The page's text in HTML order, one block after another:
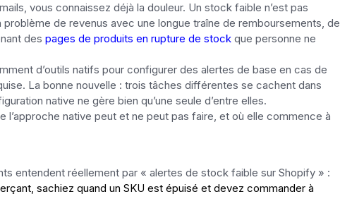
vous connaissez déjà la douleur. Un stock faible n’est pas
problème de revenus avec une longue traîne de remboursements, de
des pages de produits en rupture de stockque personne ne
d’outils natifs pour configurer des alertes de base en cas de
La bonne nouvelle : trois tâches différentes se cachent dans
native ne gère bien qu’une seule d’entre elles.
native peut et ne peut pas faire, et où elle commence à
entendent réellement par « alertes de stock faible sur Shopify » :
sachiez quand un SKU est épuisé et devez commander à